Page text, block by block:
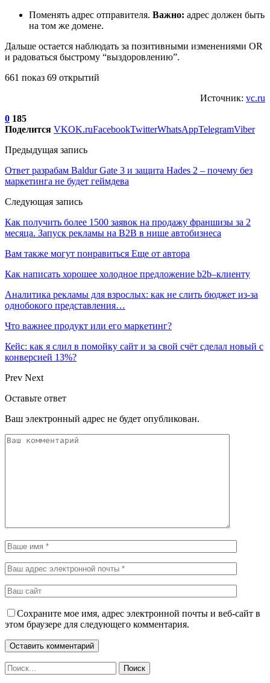
Поменять адрес отправителя. Важно: адрес должен быть
на том же домене.
Дальше остается наблюдать за позитивными изменениями OR
и радоваться быстрому “выздоровлению”.
661 показ 69 открытий
Источник: vc.ru
0 185
Поделится VKOK.ruFacebookTwitterWhatsAppTelegramViber
Предыдущая запись
Ответ разрабам Baldur Gate 3 и защита Hades 2 – почему без
маркетинга не будет геймдева
Следующая запись
Как получить более 1500 заявок на продажу франшизы за 2
месяца. Запуск рекламы на B2B в нише автобизнеса
Вам также могут понравиться Еще от автора
Как написать хорошее холодное предложение b2b–клиенту
Аналитика рекламы для взрослых: как не слить бюджет из-за
однобокого представления…
Что важнее продукт или его маркетинг?
Кейс: как я слил в помойку сайт и за свой счёт сделал новый с
конверсией 13%?
Prev Next
Оставьте ответ
Ваш электронный адрес не будет опубликован.
Сохраните мое имя, адрес электронной почты и веб-сайт в
этом браузере для следующего комментария.